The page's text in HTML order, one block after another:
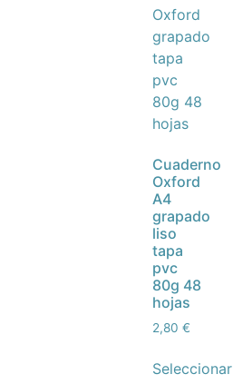
Cuaderno
Oxford
A4
grapado
liso
tapa
pvc
80g 48
hojas
2,80€
Seleccionar